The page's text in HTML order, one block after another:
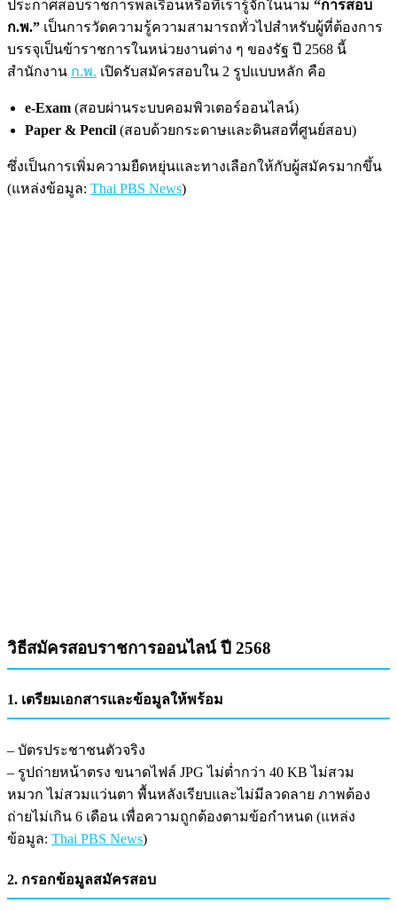
ประกาศสอบราชการพลเรือนหรือที่เรารู้จักในนาม “การสอบ
ก.พ.” เป็นการวัดความรู้ความสามารถทั่วไปสำหรับผู้ที่ต้องการ
บรรจุเป็นข้าราชการในหน่วยงานต่าง ๆ ของรัฐ ปี 2568 นี้
สำนักงาน ก.พ. เปิดรับสมัครสอบใน 2 รูปแบบหลัก คือ
e-Exam (สอบผ่านระบบคอมพิวเตอร์ออนไลน์)
Paper & Pencil (สอบด้วยกระดาษและดินสอที่ศูนย์สอบ)
ซึ่งเป็นการเพิ่มความยืดหยุ่นและทางเลือกให้กับผู้สมัครมากขึ้น
(แหล่งข้อมูล: Thai PBS News)
วิธีสมัครสอบราชการออนไลน์ ปี 2568
1. เตรียมเอกสารและข้อมูลให้พร้อม
– บัตรประชาชนตัวจริง
– รูปถ่ายหน้าตรง ขนาดไฟล์ JPG ไม่ต่ำกว่า 40 KB ไม่สวม
หมวก ไม่สวมแว่นตา พื้นหลังเรียบและไม่มีลวดลาย ภาพต้อง
ถ่ายไม่เกิน 6 เดือน เพื่อความถูกต้องตามข้อกำหนด (แหล่ง
ข้อมูล: Thai PBS News)
2. กรอกข้อมูลสมัครสอบ